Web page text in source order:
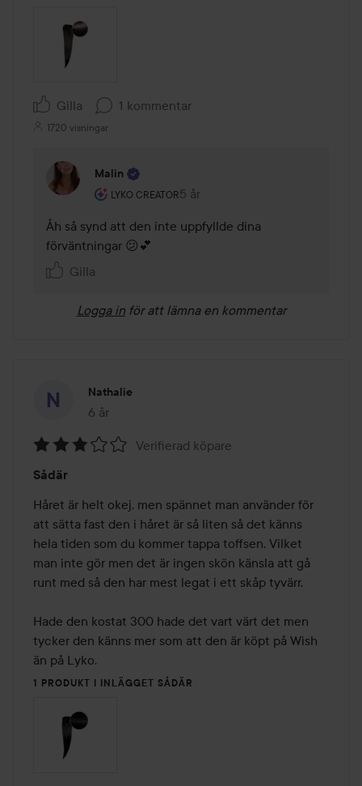
Gilla 1 kommentar
1720 visningar
Malin
LYKO CREATOR
Användarens roll: Lyko Creator.
5 år
Kommentaren lades 5 år
Åh så synd att den inte uppfyllde dina
förväntningar 😕💕
Gilla
Logga in för att lämna en kommentar
Nathalie
6 år
Inlägget skapades 6 år
3
av
5
Verifierad köpare
Sådär
Håret är helt okej, men spännet man använder för
att sätta fast den i håret är så liten så det känns
hela tiden som du kommer tappa toffsen. Vilket
man inte gör men det är ingen skön känsla att gå
runt med så den har mest legat i ett skåp tyvärr.
Hade den kostat 300 hade det vart värt det men
tycker den känns mer som att den är köpt på Wish
än på Lyko.
1 PRODUKT I INLÄGGET SÅDÄR